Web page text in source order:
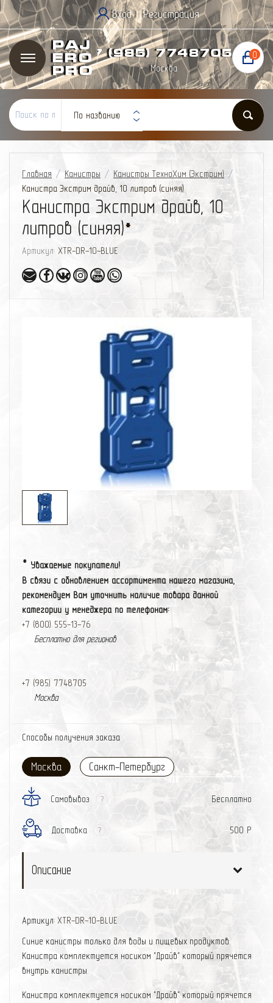
Вход | Регистрация
Paj
ero
Pro
+7 (985) 7748705
Москва
0
По названию
Главная / Канистры / Канистры ТехноХим (Экстрим) /
Канистра Экстрим драйв, 10 литров (синяя)
Канистра Экстрим драйв, 10
литров (синяя)*
Артикул: XTR-DR-10-BLUE
* Уважаемые покупатели!
В связи с обновлением ассортимента нашего магазина,
рекомендуем Вам уточнить наличие товара данной
категории у менеджера по телефонам:
+7 (800) 555-13-76
Бесплатно для регионов
+7 (985) 7748705
Москва
Способы получения заказа
Москва Санкт-Петербург
Самовывоз ? Бесплатно
Доставка ? 500 Р
Описание
Артикул: XTR-DR-10-BLUE
Синие канистры только для воды и пищевых продуктов.
Канистра комплектуется носиком "Драйв" который прячется
внутрь канистры.
Канистра комплектуется носиком "Драйв" который прячется